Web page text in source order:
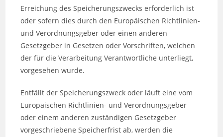
Erreichung des Speicherungszwecks erforderlich ist
oder sofern dies durch den Europäischen Richtlinien-
und Verordnungsgeber oder einen anderen
Gesetzgeber in Gesetzen oder Vorschriften, welchen
der für die Verarbeitung Verantwortliche unterliegt,
vorgesehen wurde.
Entfällt der Speicherungszweck oder läuft eine vom
Europäischen Richtlinien- und Verordnungsgeber
oder einem anderen zuständigen Gesetzgeber
vorgeschriebene Speicherfrist ab, werden die